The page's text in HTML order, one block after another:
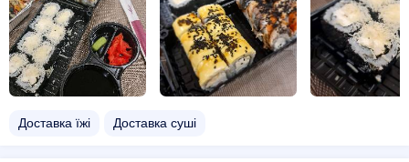
Доставка їжі Доставка суші